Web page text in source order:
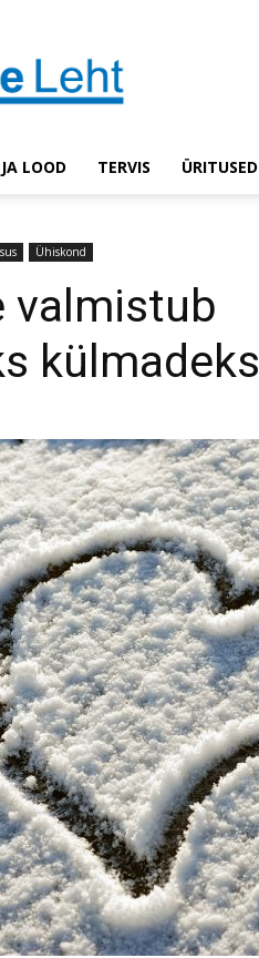
LOOD TERVIS ÜRITUSED
Ühiskond
valmistub
külmadeks